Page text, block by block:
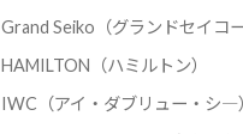
Grand Seiko（グランドセイコー
HAMILTON（ハミルトン）
IWC（アイ・ダブリュー・シ―